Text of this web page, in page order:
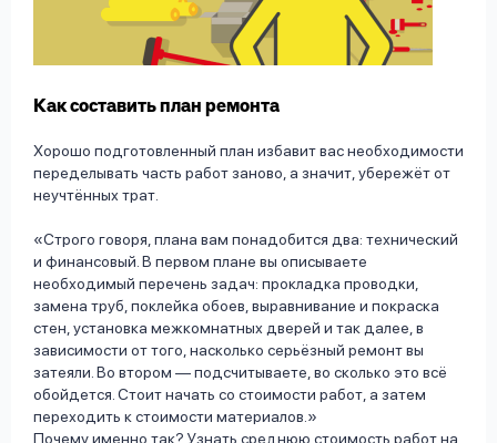
Как составить план ремонта
Хорошо подготовленный план избавит вас необходимости
переделывать часть работ заново, а значит, убережёт от
неучтённых трат.
Cтрого говоря, плана вам понадобится два: технический
и финансовый. В первом плане вы описываете
необходимый перечень задач: прокладка проводки,
замена труб, поклейка обоев, выравнивание и покраска
стен, установка межкомнатных дверей и так далее, в
зависимости от того, насколько серьёзный ремонт вы
затеяли. Во втором — подсчитываете, во сколько это всё
обойдется. Стоит начать со стоимости работ, а затем
переходить к стоимости материалов.
Почему именно так? Узнать среднюю стоимость работ на